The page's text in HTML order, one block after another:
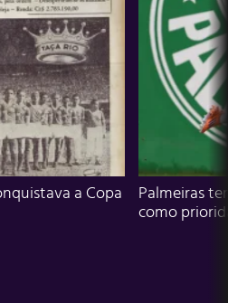
a Copa
Palmeiras
como